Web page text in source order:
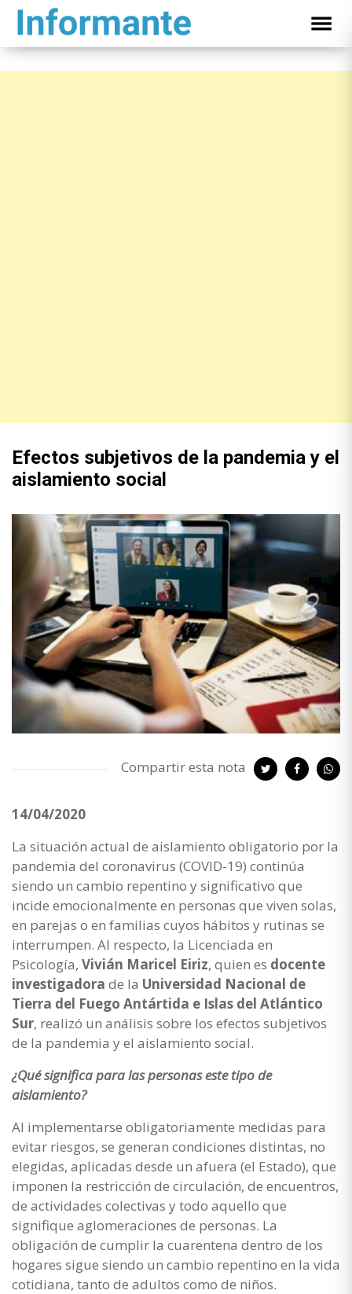
Efectos subjetivos de la pandemia y el
aislamiento social
Compartir esta nota
14/04/2020
La situación actual de aislamiento obligatorio por la
pandemia del coronavirus (COVID-19) continúa
siendo un cambio repentino y significativo que
incide emocionalmente en personas que viven solas,
en parejas o en familias cuyos hábitos y rutinas se
interrumpen. Al respecto, la Licenciada en
Psicología, Vivián Maricel Eiriz, quien es docente
investigadora de la Universidad Nacional de
Tierra del Fuego Antártida e Islas del Atlántico
Sur, realizó un análisis sobre los efectos subjetivos
de la pandemia y el aislamiento social.
¿Qué significa para las personas este tipo de
aislamiento?
Al implementarse obligatoriamente medidas para
evitar riesgos, se generan condiciones distintas, no
elegidas, aplicadas desde un afuera (el Estado), que
imponen la restricción de circulación, de encuentros,
de actividades colectivas y todo aquello que
signifique aglomeraciones de personas. La
obligación de cumplir la cuarentena dentro de los
hogares sigue siendo un cambio repentino en la vida
cotidiana, tanto de adultos como de niños.